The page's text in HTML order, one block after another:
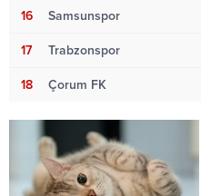
16 Samsunspor
17 Trabzonspor
18 Çorum FK